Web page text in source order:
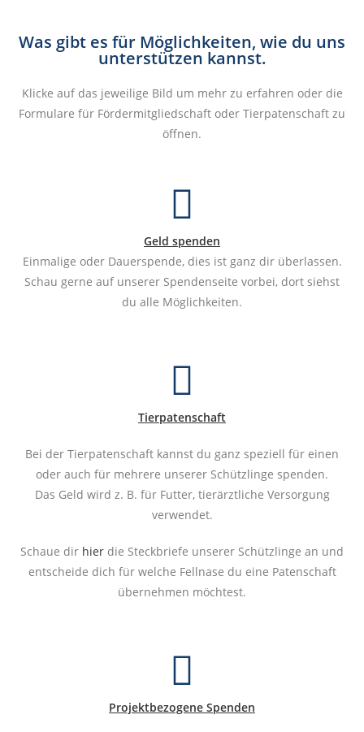
Was gibt es für Möglichkeiten, wie du uns
unterstützen kannst.
Klicke auf das jeweilige Bild um mehr zu erfahren oder die
Formulare für Fördermitgliedschaft oder Tierpatenschaft zu
öffnen.
Geld spenden
Einmalige oder Dauerspende, dies ist ganz dir überlassen.
Schau gerne auf unserer Spendenseite vorbei, dort siehst
du alle Möglichkeiten.
Tierpatenschaft
Bei der Tierpatenschaft kannst du ganz speziell für einen
oder auch für mehrere unserer Schützlinge spenden.
Das Geld wird z. B. für Futter, tierärztliche Versorgung
verwendet.
Schaue dir hier die Steckbriefe unserer Schützlinge an und
entscheide dich für welche Fellnase du eine Patenschaft
übernehmen möchtest.
Projektbezogene Spenden